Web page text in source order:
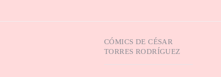
CÓMICS DECÉSAR
TORRES RODRÍGUEZ